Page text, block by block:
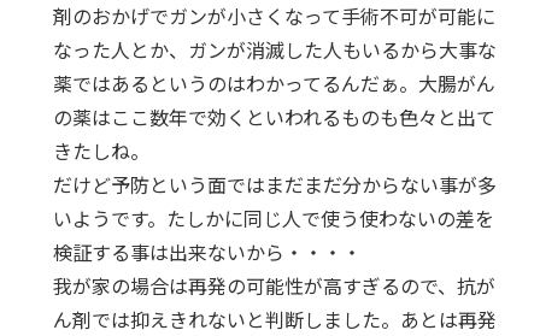
剤のおかげでガンが小さくなって手術不可が可能に
なった人とか、ガンが消滅した人もいるから大事な
薬ではあるというのはわかってるんだぁ。大腸がん
の薬はここ数年で効くといわれるものも色々と出て
きたしね。
だけど予防という面ではまだまだ分からない事が多
いようです。たしかに同じ人で使う使わないの差を
検証する事は出来ないから・・・・
我が家の場合は再発の可能性が高すぎるので、抗が
ん剤では抑えきれないと判断しました。あとは再発